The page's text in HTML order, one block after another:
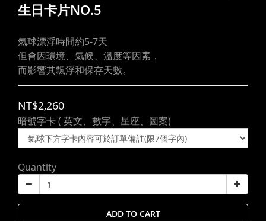
生日卡片NO.5
氣球漂浮時間約5-7天
但會因環境、氣候、溫度等因素，
而影響其飄浮和保存天數。
NT$2,260
暗號字卡 ( 英文、數字、星座、圖案)
Quantity
ADD TO CART